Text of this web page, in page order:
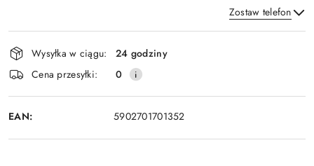
Zostaw telefon
Wyślij
Dostępność
i
dostawa
Wysyłka w ciągu:
24 godziny
Cena przesyłki:
0
EAN: 5902701701352